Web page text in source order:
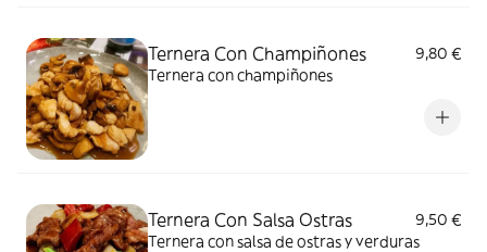
Ternera Con Champiñones
9,80 €
Ternera con champiñones
Ternera Con Salsa Ostras
9,50 €
Ternera con salsa de ostras y verduras